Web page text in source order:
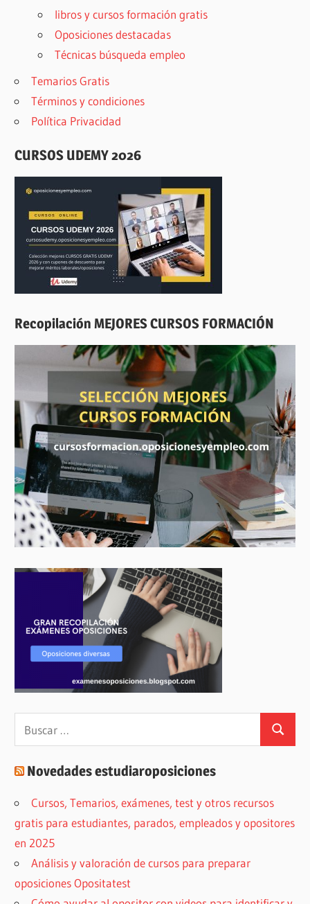
libros y cursos formación gratis
Oposiciones destacadas
Técnicas búsqueda empleo
Temarios Gratis
Términos y condiciones
Política Privacidad
CURSOS UDEMY 2026
Recopilación MEJORES CURSOS FORMACIÓN
Buscar
Novedades estudiaroposiciones
Cursos, Temarios, exámenes, test y otros recursos
gratis para estudiantes, parados, empleados y opositores
en 2025
Análisis y valoración de cursos para preparar
oposiciones Opositatest